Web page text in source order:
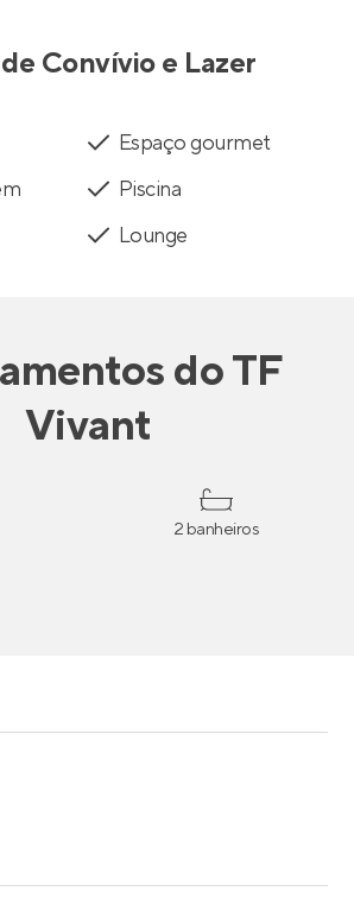
Convívio e Lazer
Espaço gourmet
Piscina
Lounge
doTF
Vivant
2 banheiros